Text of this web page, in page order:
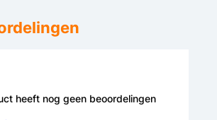
heeft nog geen beoordelingen